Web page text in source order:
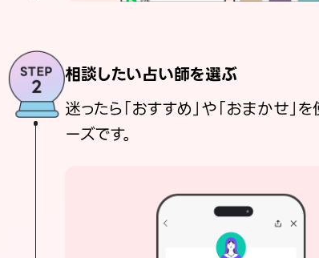
相談したい占い師を選ぶ
迷ったら「おすすめ」や「おまかせ」
ーズです。